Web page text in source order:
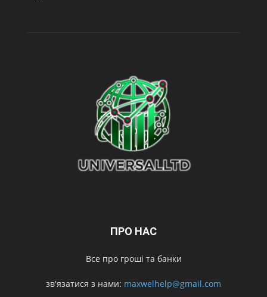
ПРО НАС
Все про гроші та банки
зв'язатися з нами: maxwelhelp@gmail.com